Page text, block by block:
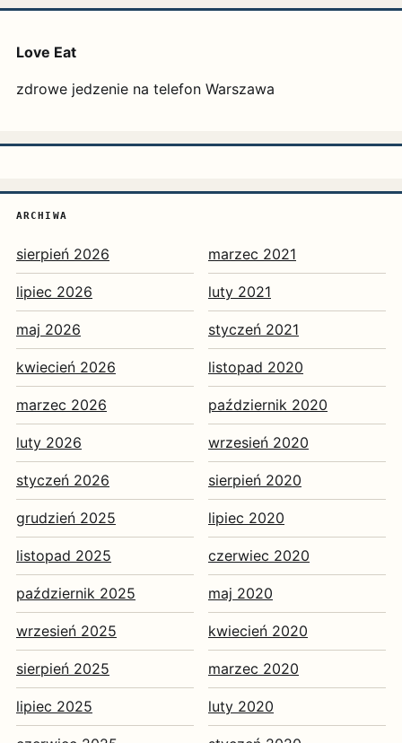
Love Eat
zdrowe jedzenie na telefon Warszawa
ARCHIWA
sierpień 2026
lipiec 2026
maj 2026
kwiecień 2026
marzec 2026
luty 2026
styczeń 2026
grudzień 2025
listopad 2025
październik 2025
wrzesień 2025
sierpień 2025
lipiec 2025
marzec 2021
luty 2021
styczeń 2021
listopad 2020
październik 2020
wrzesień 2020
sierpień 2020
lipiec 2020
czerwiec 2020
maj 2020
kwiecień 2020
marzec 2020
luty 2020